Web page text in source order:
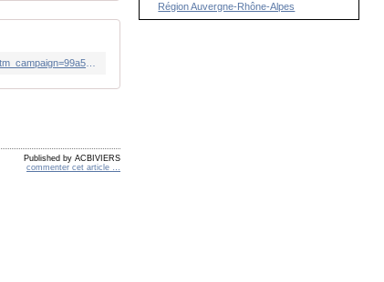
Published by ACBIVIERS
commenter cet article
Région Auvergne-Rhône-Alpes